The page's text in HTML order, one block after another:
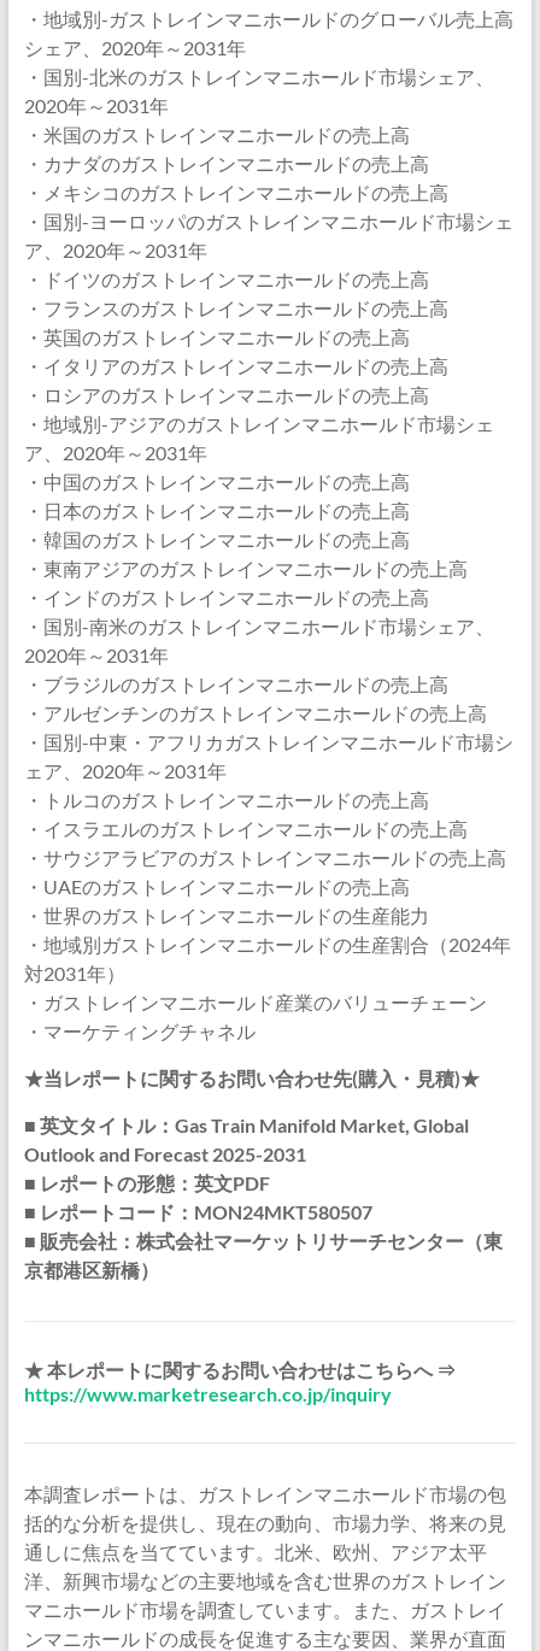
・地域別-ガストレインマニホールドのグローバル売上高
シェア、2020年～2031年
・国別-北米のガストレインマニホールド市場シェア、
2020年～2031年
・米国のガストレインマニホールドの売上高
・カナダのガストレインマニホールドの売上高
・メキシコのガストレインマニホールドの売上高
・国別-ヨーロッパのガストレインマニホールド市場シェ
ア、2020年～2031年
・ドイツのガストレインマニホールドの売上高
・フランスのガストレインマニホールドの売上高
・英国のガストレインマニホールドの売上高
・イタリアのガストレインマニホールドの売上高
・ロシアのガストレインマニホールドの売上高
・地域別-アジアのガストレインマニホールド市場シェ
ア、2020年～2031年
・中国のガストレインマニホールドの売上高
・日本のガストレインマニホールドの売上高
・韓国のガストレインマニホールドの売上高
・東南アジアのガストレインマニホールドの売上高
・インドのガストレインマニホールドの売上高
・国別-南米のガストレインマニホールド市場シェア、
2020年～2031年
・ブラジルのガストレインマニホールドの売上高
・アルゼンチンのガストレインマニホールドの売上高
・国別-中東・アフリカガストレインマニホールド市場シ
ェア、2020年～2031年
・トルコのガストレインマニホールドの売上高
・イスラエルのガストレインマニホールドの売上高
・サウジアラビアのガストレインマニホールドの売上高
・UAEのガストレインマニホールドの売上高
・世界のガストレインマニホールドの生産能力
・地域別ガストレインマニホールドの生産割合（2024年
対2031年）
・ガストレインマニホールド産業のバリューチェーン
・マーケティングチャネル
★当レポートに関するお問い合わせ先(購入・見積)★
■ 英文タイトル：Gas Train Manifold Market, Global
Outlook and Forecast 2025-2031
■ レポートの形態：英文PDF
■ レポートコード：MON24MKT580507
■ 販売会社：株式会社マーケットリサーチセンター（東
京都港区新橋）
★ 本レポートに関するお問い合わせはこちらへ ⇒
https://www.marketresearch.co.jp/inquiry
本調査レポートは、ガストレインマニホールド市場の包
括的な分析を提供し、現在の動向、市場力学、将来の見
通しに焦点を当てています。北米、欧州、アジア太平
洋、新興市場などの主要地域を含む世界のガストレイン
マニホールド市場を調査しています。また、ガストレイ
ンマニホールドの成長を促進する主な要因、業界が直面